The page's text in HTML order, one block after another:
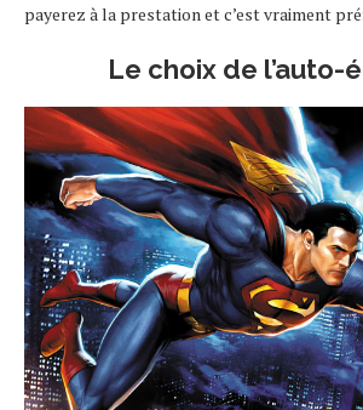
payerez à la prestation et c’est vraiment
Le choix de l’auto-